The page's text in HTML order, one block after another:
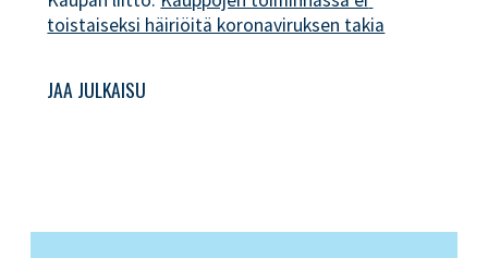
toistaiseksi häiriöitä koronaviruksen takia
JAA JULKAISU